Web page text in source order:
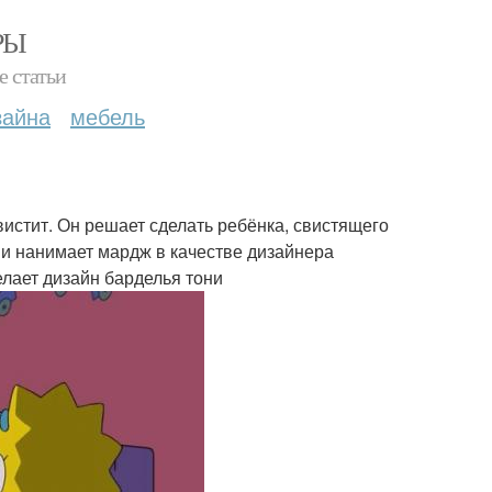
статьи
мебель
Он решает сделать ребёнка, свистящего
нанимает мардж в качестве дизайнера
дизайн барделья тони